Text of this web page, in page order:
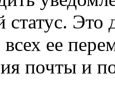
статус. Это
всех ее
почты и